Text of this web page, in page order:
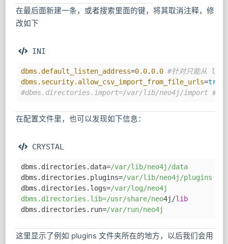
在最后面新建一条，或者搜索里面的键，将其取消注释，修
改如下
INI
dbms.default_listen_address=0.0. 0.0 #针对只能从
dbms.security.allow_csv_import_from_file_urls=true
#dbms.directories.import=/var/lib/neo4j/import # 注释掉
在配置文件里，也可以发现如下信息：
CRYSTAL
dbms.directories.data=/var/lib/neo4j/data
dbms.directories.plugins=/var/lib/neo4j/plugins
dbms.directories.logs=/var/log/neo4j
dbms.directories.lib=/usr/share/neo4j/lib
dbms.directories.run=/var/run/neo4j
这里显示了例如 plugins 文件夹所在的地方，以后我们会用